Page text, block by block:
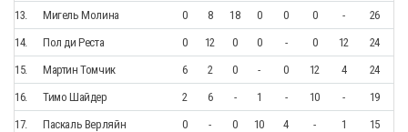
13.
Мигель Молина 0 8 18 0 0 0 -
26
14.
Пол ди Реста 0 12 0 0 - 0 12
24
15.
Мартин Томчик 6 2 0 - 0 12 4
24
16.
Тимо Шайдер 2 6 - 1 - 10 -
19
17.
Паскаль Верляйн 0 - 0 10 4 - 1
15